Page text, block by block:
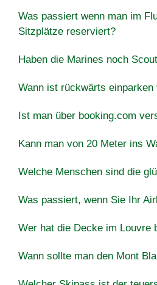
Was passiert wenn man im
Sitzplätze reserviert?
Haben die Marines noch
Wann ist rückwärts einparken
Ist man über booking.com
Kann man von 20 Meter ins
Welche Menschen sind die
Was passiert, wenn Sie Ihr
Wer hat die Decke im Louvre
Wann sollte man den Mont